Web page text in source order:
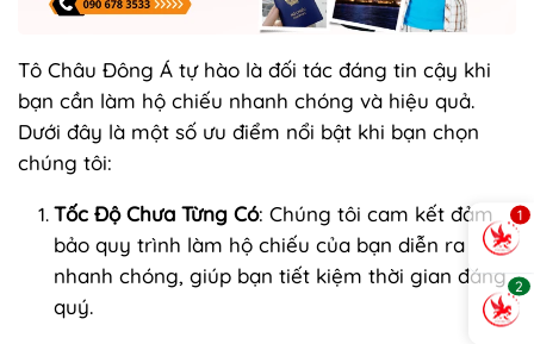
Tô Châu Đông Á tự hào là đối tác đáng tin cậy khi
bạn cần làm hộ chiếu nhanh chóng và hiệu quả.
Dưới đây là một số ưu điểm nổi bật khi bạn chọn
chúng tôi:
Tốc Độ Chưa Từng Có: Chúng tôi cam kết đảm
bảo quy trình làm hộ chiếu của bạn diễn ra
nhanh chóng, giúp bạn tiết kiệm thời gian đáng
quý.
1
2